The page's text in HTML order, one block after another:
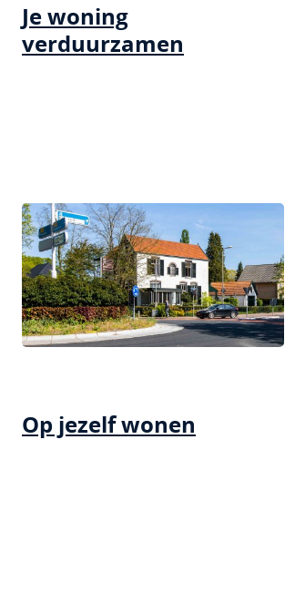
Je woning
verduurzamen
Op jezelf wonen